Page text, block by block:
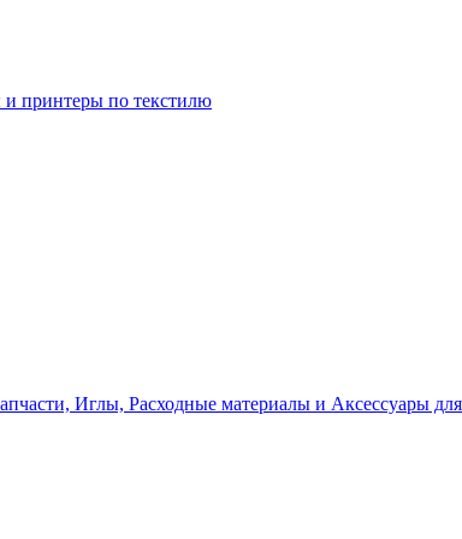
принтеры по текстилю
Иглы, Расходные материалы и Аксессуары